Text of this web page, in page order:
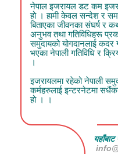
नेपाल इजरायल डट कम
हो । हामी केवल सन्देश र
बिताएका जीवनका संघर्ष र
अनुभव तथा गतिविधिहरू
समुदायको योगदानलाई कदर
भएका नेपाली गतिविधि र
।
इजरायलमा रहेको नेपाली
कर्महरुलाई इन्टरनेटमा
हो । ।